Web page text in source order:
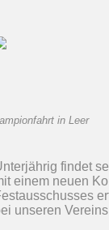
in Leer
findet
einem neuen
unseren